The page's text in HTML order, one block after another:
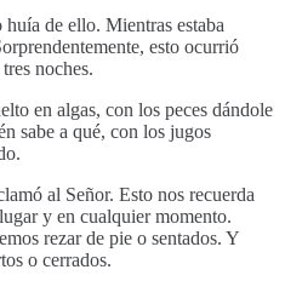
huía de ello. Mientras estaba
esto ocurrió
noches.
en algas, con los peces dándole
sabe a qué, con los jugos
al Señor. Esto nos recuerda
y en cualquier momento.
rezar de pie o sentados. Y
o cerrados.